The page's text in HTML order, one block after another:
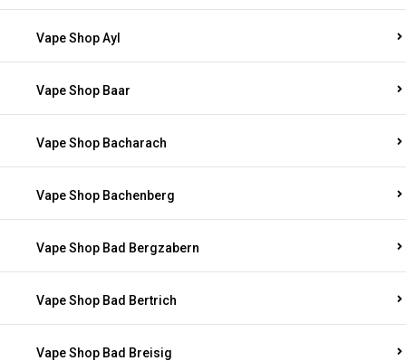
Vape Shop Ayl
Vape Shop Baar
Vape Shop Bacharach
Vape Shop Bachenberg
Vape Shop Bad Bergzabern
Vape Shop Bad Bertrich
Vape Shop Bad Breisig